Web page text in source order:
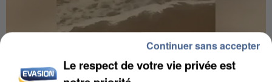
UNE TOURISTE DE L’OISE EMPORTÉE PAR UNE
COULÉE DE BOUE EN HAUTE-SAVOIE
Le respect de votre vie privée est
Continuer sans accepter